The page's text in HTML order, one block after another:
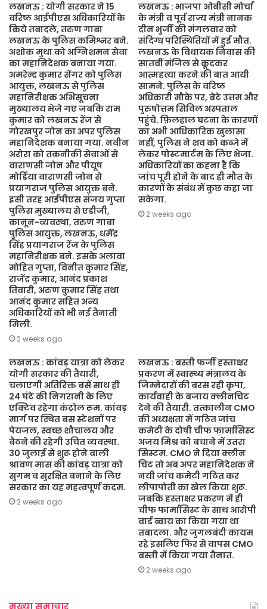
लखनऊ : योगी सरकार ने 15
वरिष्ठ आईपीएस अधिकारियों के
किये तबादले, तरुण गाबा
लखनऊ के पुलिस कमिश्नर बने.
अशोक मुथा को अग्निशमन सेवा
का महानिदेशक बनाया गया.
अमरेन्द्र कुमार सेंगर को पुलिस
आयुक्त, लखनऊ से पुलिस
महानिरीक्षक अभिसूचना
मुख्यालय भेजे गए जबकि राम
कुमार को लखनऊ रेंज से
गोरखपुर जोन का अपर पुलिस
महानिदेशक बनाया गया. नवीन
अरोरा को तकनीकी सेवाओं से
वाराणसी जोन और पीयूष
मोर्डिया वाराणसी जोन से
प्रयागराज पुलिस आयुक्त बने.
इसी तरह आईपीएस संजय गुप्ता
पुलिस मुख्यालय से एडीजी,
कानून-व्यवस्था, तरुण गाबा
पुलिस आयुक्त, लखनऊ, धर्मेंद्र
सिंह प्रयागराज रेंज के पुलिस
महानिरीक्षक बने. इसके अलावा
मोहित गुप्ता, विनीत कुमार सिंह,
राजेंद्र कुमार, आनंद प्रकाश
तिवारी, अरुण कुमार सिंह तथा
आनंद कुमार सहित अन्य
अधिकारियों को भी नई तैनाती
मिली.
2 weeks ago
लखनऊ : भाजपा ओबीसी मोर्चा
के मंत्री व पूर्व राज्य मंत्री नानक
दीन भुर्जी की मंगलवार को
संदिग्ध परिस्थितियों में हुई मौत.
लखनऊ के विधायक निवास की
सातवीं मंजिल से कूदकर
आत्महत्या करने की बात आयी
सामने. पुलिस के वरिष्ठ
अधिकारी मौके पर, बेटे उत्तम और
पुरुषोत्तम सिविल अस्पताल
पहुंचे. फ़िलहाल घटना के कारणों
का अभी आधिकारिक खुलासा
नहीं, पुलिस ने शव को कब्जे में
लेकर पोस्टमार्टम के लिए भेजा.
अधिकारियों का कहना है कि
जांच पूरी होने के बाद ही मौत के
कारणों के संबंध में कुछ कहा जा
सकेगा.
2 weeks ago
लखनऊ : कांवड़ यात्रा को लेकर
योगी सरकार की तैयारी,
चलाएगी अतिरिक्त बसें साथ ही
24 घंटे की निगरानी के लिए
एक्टिव रहेगा कंट्रोल रूम. कांवड़
मार्ग पर स्थित बस स्टेशनों पर
पेयजल, स्वच्छ शौचालय और
बैठने की रहेगी उचित व्यवस्था.
30 जुलाई से शुरू होने वाली
श्रावण मास की कांवड़ यात्रा को
सुगम व सुरक्षित बनाने के लिए
सरकार का यह महत्वपूर्ण कदम.
2 weeks ago
लखनऊ : बस्ती फर्जी हस्ताक्षर
प्रकरण में स्वास्थ्य मंत्रालय के
जिम्मेदारों की बरस रही कृपा,
कार्यवाही के बजाय क्लीनचिट
देने की तैयारी. तत्कालीन CMO
की अध्यक्षता में गठित जांच
कमेटी के दोषी चीफ फार्मासिस्ट
अजय मिश्र को बचाने में उतरा
सिस्टम. CMO ने दिया क्लीन
चिट तो अब अपर महानिदेशक ने
नयी जांच कमेटी गठित कर
लीपापोती का खेल किया शुरू.
जबकि हस्ताक्षर प्रकरण में ही
चीफ फार्मासिस्ट के साथ आरोपी
वार्ड ब्वाय का किया गया था
तबादला. और जुगलबंदी कायम
रहे इसलिए फिर से वापस CMO
बस्ती में किया गया तैनात.
2 weeks ago
मुख्या समाचार